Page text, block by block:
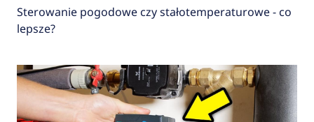
Sterowanie pogodowe czy stałotemperaturowe - co
lepsze?